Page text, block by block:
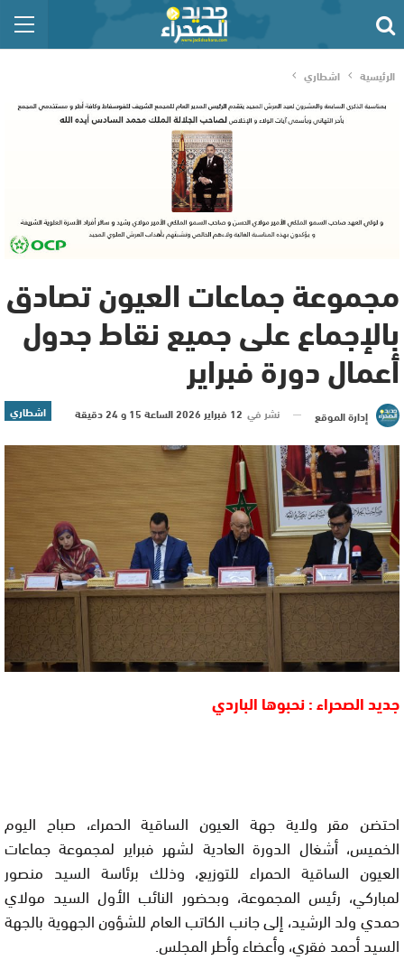
الرئيسية اشطاري
مجموعة جماعات العيون تصادق
بالإجماع على جميع نقاط جدول
أعمال دورة فبراير
اشطاري إدارة الموقع نشر في 12 فبراير 2026 الساعة 15 و 24 دقيقة
جديد الصحراء : نحبوها الباردي
احتضن مقر ولاية جهة العيون الساقية الحمراء، صباح اليوم
الخميس، أشغال الدورة العادية لشهر فبراير لمجموعة جماعات
العيون الساقية الحمراء للتوزيع، وذلك برئاسة السيد منصور
لمباركي، رئيس المجموعة، وبحضور النائب الأول السيد مولاي
حمدي ولد الرشيد، إلى جانب الكاتب العام للشؤون الجهوية بالجهة
السيد أحمد فقري، وأعضاء وأطر المجلس.